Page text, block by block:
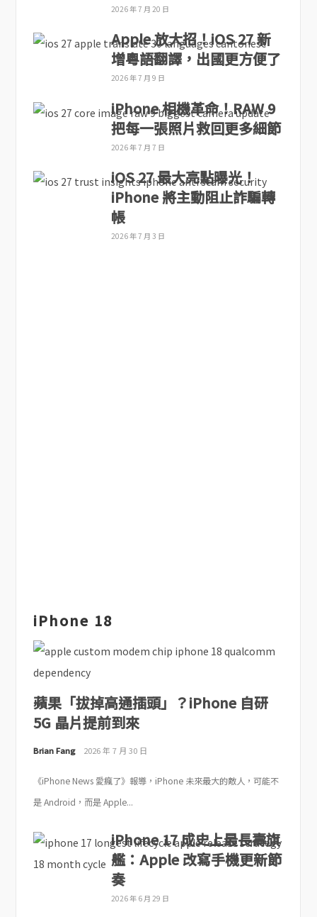
2026 年 7 月 20 日
Apple 放大招！iOS 27 新
增粵語翻譯，出國更方便了
2026 年 7 月 9 日
iPhone 相機革命！RAW 9
把每一張照片救回更多細節
2026 年 7 月 7 日
iOS 27 最大亮點曝光！
iPhone 將主動阻止詐騙轉
帳
2026 年 7 月 3 日
iPhone 18
蘋果「拔掉高通插頭」？iPhone 自研
5G 晶片提前到來
Brian Fang 2026 年 7 月 30 日
《iPhone News 愛瘋了》報導，iPhone 未來最大的敵人，可能不
是 Android，而是 Apple...
iPhone 17 成史上最長壽旗
艦：Apple 改寫手機更新節
奏
2026 年 6 月 29 日